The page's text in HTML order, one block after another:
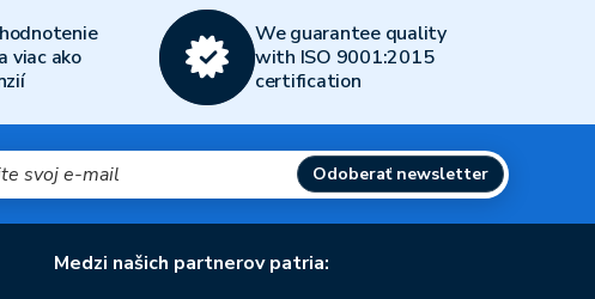
viac ako
We guarantee quality
with ISO 9001:2015
certification
Odoberať newsletter
Medzi našich partnerov patria: